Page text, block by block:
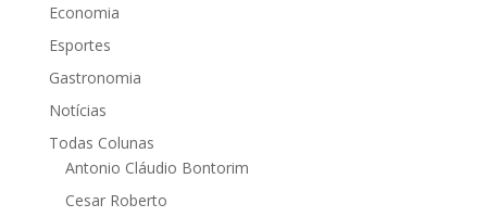
Economia
Esportes
Gastronomia
Notícias
Todas Colunas
Antonio Cláudio Bontorim
Cesar Roberto